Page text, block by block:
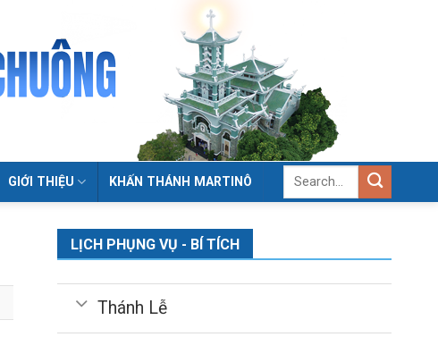
GIỚI THIỆU KHẤN THÁNH MARTINÔ
LỊCH PHỤNG VỤ - BÍ TÍCH
Thánh Lễ